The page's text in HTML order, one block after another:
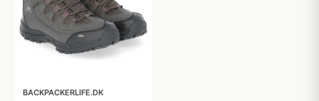
BACKPACKERLIFE.DK